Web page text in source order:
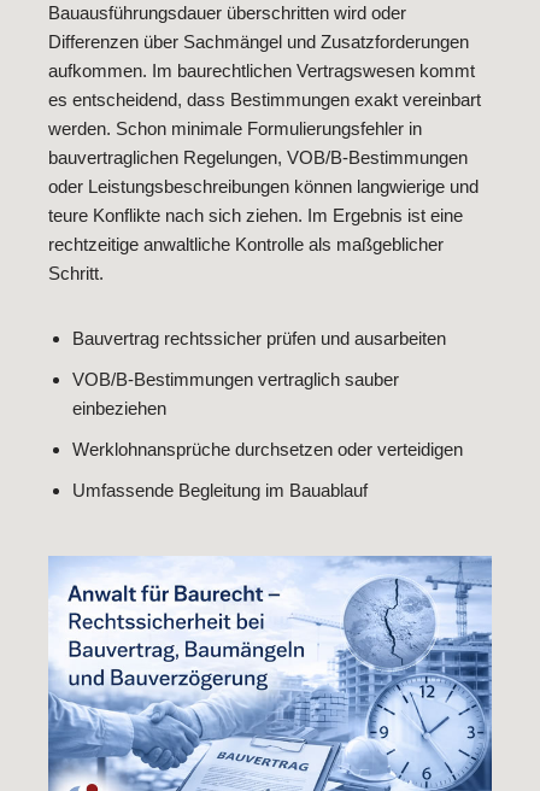
Bauausführungsdauer überschritten wird oder
Differenzen über Sachmängel und Zusatzforderungen
aufkommen. Im baurechtlichen Vertragswesen kommt
es entscheidend, dass Bestimmungen exakt vereinbart
werden. Schon minimale Formulierungsfehler in
bauvertraglichen Regelungen, VOB/B-Bestimmungen
oder Leistungsbeschreibungen können langwierige und
teure Konflikte nach sich ziehen. Im Ergebnis ist eine
rechtzeitige anwaltliche Kontrolle als maßgeblicher
Schritt.
Bauvertrag rechtssicher prüfen und ausarbeiten
VOB/B-Bestimmungen vertraglich sauber
einbeziehen
Werklohnansprüche durchsetzen oder verteidigen
Umfassende Begleitung im Bauablauf